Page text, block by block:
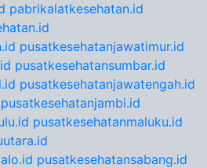
pabrikalatkesehatan.id
pusatkesehatanjawatimur.id
pusatkesehatansumbar.id
pusatkesehatanjawatengah.id
pusatkesehatanjambi.id
pusatkesehatanmaluku.id
pusatkesehatansabang.id